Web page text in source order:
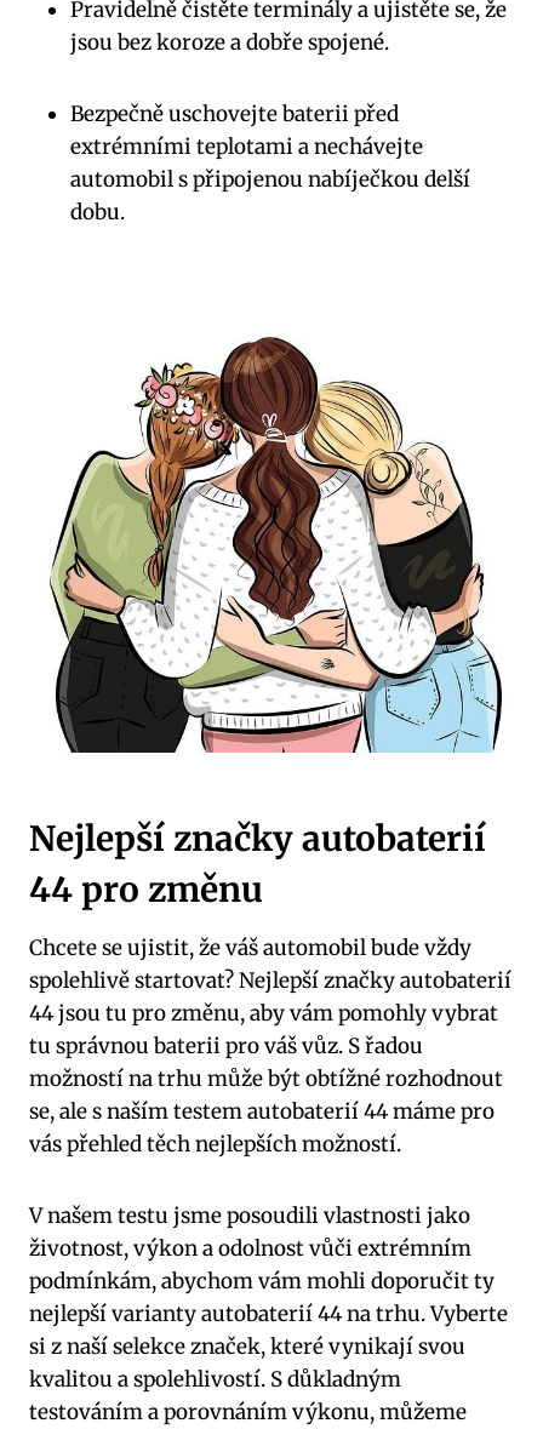
Pravidelně čistěte ⁢terminály a ujistěte se, že
jsou bez koroze a dobře ‍spojené.
Bezpečně‌ uschovejte baterii před
extrémními teplotami⁢ a⁣ nechávejte⁣
automobil s připojenou nabíječkou delší
dobu.
Nejlepší‍ značky ⁤autobaterií
44 pro změnu
Chcete se ujistit,⁢ že váš automobil bude vždy
spolehlivě startovat? ⁢Nejlepší značky autobaterií
44 jsou tu pro změnu, aby⁤ vám pomohly‌ vybrat
tu správnou baterii pro váš vůz.⁤ S​ řadou⁢
možností na trhu může ​být obtížné rozhodnout
se, ale s naším testem ⁢autobaterií 44 máme pro
⁣vás přehled těch nejlepších možností.
V našem testu jsme posoudili vlastnosti​ jako
životnost, výkon a⁢ odolnost vůči extrémním
podmínkám, abychom vám mohli​ doporučit ty
nejlepší varianty autobaterií 44 na trhu. Vyberte
si z naší selekce značek, které⁢ vynikají svou
kvalitou a spolehlivostí. S důkladným
testováním a porovnáním výkonu, můžeme